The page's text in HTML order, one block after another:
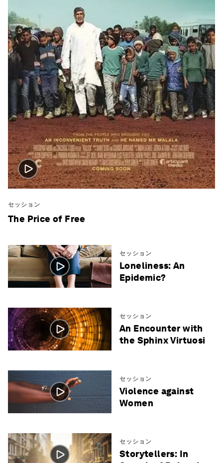
セッション
The Price of Free
セッション
Loneliness: An
Epidemic?
セッション
An Encounter with
the Sphinx Virtuosi
セッション
Violence against
Women
セッション
Storytellers: In